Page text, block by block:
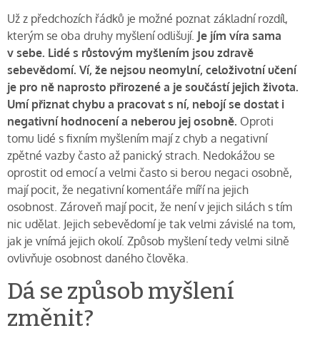
Už z předchozích řádků je možné poznat základní rozdíl,
kterým se oba druhy myšlení odlišují. Je jím víra sama
v sebe. Lidé s růstovým myšlením jsou zdravě
sebevědomí. Ví, že nejsou neomylní, celoživotní učení
je pro ně naprosto přirozené a je součástí jejich života.
Umí přiznat chybu a pracovat s ní, nebojí se dostat i
negativní hodnocení a neberou jej osobně. Oproti
tomu lidé s fixním myšlením mají z chyb a negativní
zpětné vazby často až panický strach. Nedokážou se
oprostit od emocí a velmi často si berou negaci osobně,
mají pocit, že negativní komentáře míří na jejich
osobnost. Zároveň mají pocit, že není v jejich silách s tím
nic udělat. Jejich sebevědomí je tak velmi závislé na tom,
jak je vnímá jejich okolí. Způsob myšlení tedy velmi silně
ovlivňuje osobnost daného člověka.
Dá se způsob myšlení
změnit?